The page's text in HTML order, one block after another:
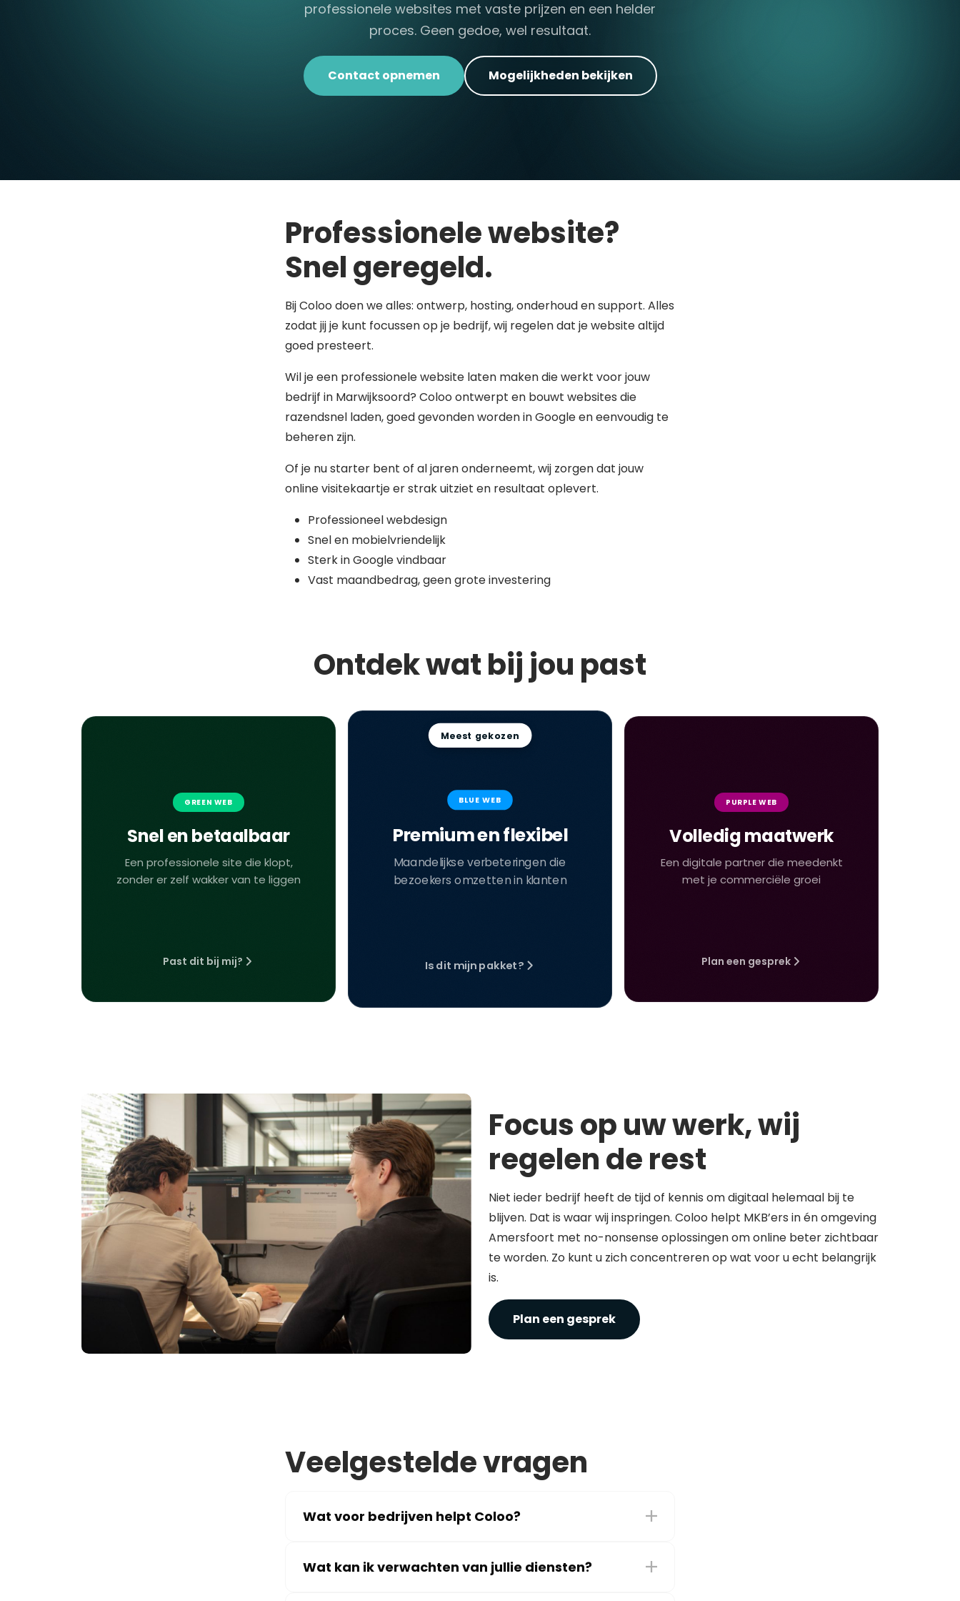
professionele websites met vaste prijzen en een helder
proces. Geen gedoe, wel resultaat.
Contact opnemen Mogelijkheden bekijken
Professionele website?
Snel geregeld.
Bij Coloo doen we alles: ontwerp, hosting, onderhoud en support. Alles
zodat jij je kunt focussen op je bedrijf, wij regelen dat je website altijd
goed presteert.
Wil je een professionele website laten maken die werkt voor jouw
bedrijf in Marwijksoord? Coloo ontwerpt en bouwt websites die
razendsnel laden, goed gevonden worden in Google en eenvoudig te
beheren zijn.
Of je nu starter bent of al jaren onderneemt, wij zorgen dat jouw
online visitekaartje er strak uitziet en resultaat oplevert.
Professioneel webdesign
Snel en mobielvriendelijk
Sterk in Google vindbaar
Vast maandbedrag, geen grote investering
Ontdek wat bij jou past
GREEN WEB
Snel en betaalbaar
Een professionele site die klopt,
zonder er zelf wakker van te liggen
Past dit bij mij?
Meest gekozen
BLUE WEB
Premium en flexibel
Maandelijkse verbeteringen die
bezoekers omzetten in klanten
Is dit mijn pakket?
PURPLE WEB
Volledig maatwerk
Een digitale partner die meedenkt
met je commerciële groei
Plan een gesprek
Focus op uw werk, wij
regelen de rest
Niet ieder bedrijf heeft de tijd of kennis om digitaal helemaal bij te
blijven. Dat is waar wij inspringen. Coloo helpt MKB’ers in én omgeving
Amersfoort met no-nonsense oplossingen om online beter zichtbaar
te worden. Zo kunt u zich concentreren op wat voor u echt belangrijk
is.
Plan een gesprek
Veelgestelde vragen
Wat voor bedrijven helpt Coloo?
Wat kan ik verwachten van jullie diensten?